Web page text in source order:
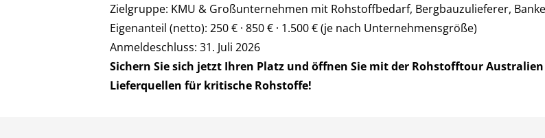
Zielgruppe: KMU & Großunternehmen mit Rohstoffbedarf, Bergbauzulieferer,
Eigenanteil (netto): 250 € · 850 € · 1.500 € (je nach Unternehmensgröße)
Anmeldeschluss: 31. Juli 2026
Sichern Sie sich jetzt Ihren Platz und öffnen Sie mit der Rohstofftour
Lieferquellen für kritische Rohstoffe!